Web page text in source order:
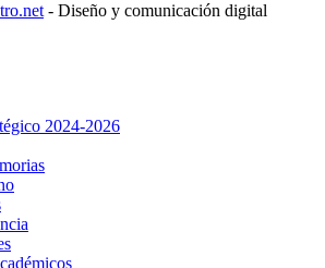
- Diseño y comunicación digital
2024-2026